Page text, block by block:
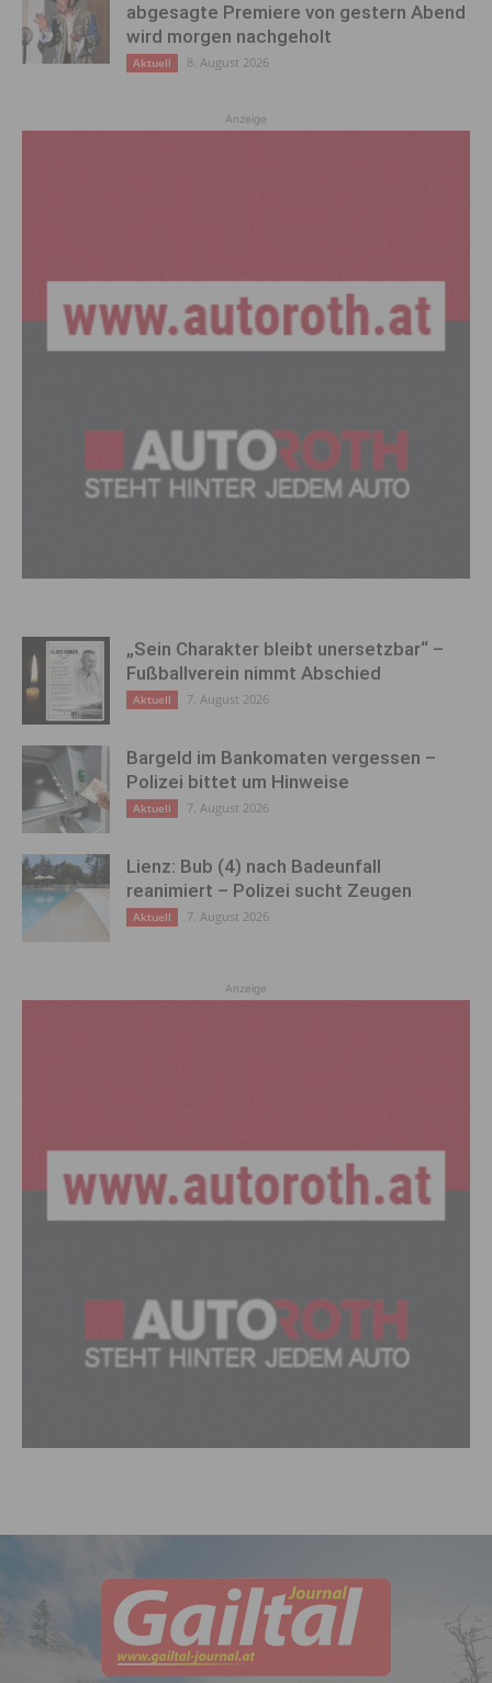
abgesagte Premiere von gestern Abend
wird morgen nachgeholt
Aktuell 8. August 2026
Anzeige
„Sein Charakter bleibt unersetzbar“ –
Fußballverein nimmt Abschied
Aktuell 7. August 2026
Bargeld im Bankomaten vergessen –
Polizei bittet um Hinweise
Aktuell 7. August 2026
Lienz: Bub (4) nach Badeunfall
reanimiert – Polizei sucht Zeugen
Aktuell 7. August 2026
Anzeige